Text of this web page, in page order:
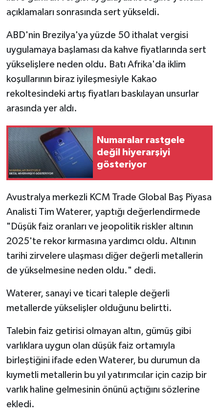
açıklamaları sonrasında sert yükseldi.
ABD'nin Brezilya'ya yüzde 50 ithalat vergisi
uygulamaya başlaması da kahve fiyatlarında sert
yükselişlere neden oldu. Batı Afrika'da iklim
koşullarının biraz iyileşmesiyle Kakao
rekoltesindeki artış fiyatları baskılayan unsurlar
arasında yer aldı.
Numaralar rastgele
değil hiyerarşiyi
gösteriyor
Avustralya merkezli KCM Trade Global Baş Piyasa
Analisti Tim Waterer, yaptığı değerlendirmede
"Düşük faiz oranları ve jeopolitik riskler altının
2025'te rekor kırmasına yardımcı oldu. Altının
tarihi zirvelere ulaşması diğer değerli metallerin
de yükselmesine neden oldu." dedi.
Waterer, sanayi ve ticari taleple değerli
metallerde yükselişler olduğunu belirtti.
Talebin faiz getirisi olmayan altın, gümüş gibi
varlıklara uygun olan düşük faiz ortamıyla
birleştiğini ifade eden Waterer, bu durumun da
kıymetli metallerin bu yıl yatırımcılar için cazip bir
varlık haline gelmesinin önünü açtığını sözlerine
ekledi.